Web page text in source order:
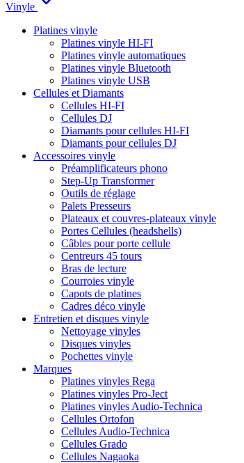
Vinyle
Platines vinyle
Platines vinyle HI-FI
Platines vinyle automatiques
Platines vinyle Bluetooth
Platines vinyle USB
Cellules et Diamants
Cellules HI-FI
Cellules DJ
Diamants pour cellules HI-FI
Diamants pour cellules DJ
Accessoires vinyle
Préamplificateurs phono
Step-Up Transformer
Outils de réglage
Palets Presseurs
Plateaux et couvres-plateaux vinyle
Portes Cellules (headshells)
Câbles pour porte cellule
Centreurs 45 tours
Bras de lecture
Courroies vinyle
Capots de platines
Cadres déco vinyle
Entretien et disques vinyle
Nettoyage vinyles
Disques vinyles
Pochettes vinyle
Marques
Platines vinyles Rega
Platines vinyles Pro-Ject
Platines vinyles Audio-Technica
Cellules Ortofon
Cellules Audio-Technica
Cellules Grado
Cellules Nagaoka